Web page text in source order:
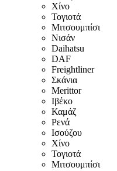
Χίνο
Τογιοτά
Μιτσουμπίσι
Νισάν
Daihatsu
DAF
Freightliner
Σκάνια
Merittor
Ιβέκο
Καμάζ
Ρενά
Ισούζου
Χίνο
Τογιοτά
Μιτσουμπίσι